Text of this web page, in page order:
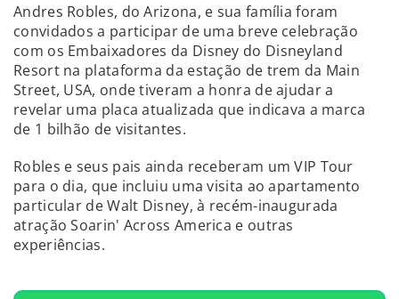
Andres Robles, do Arizona, e sua família foram
convidados a participar de uma breve celebração
com os Embaixadores da Disney do Disneyland
Resort na plataforma da estação de trem da Main
Street, USA, onde tiveram a honra de ajudar a
revelar uma placa atualizada que indicava a marca
de 1 bilhão de visitantes.
Robles e seus pais ainda receberam um VIP Tour
para o dia, que incluiu uma visita ao apartamento
particular de Walt Disney, à recém-inaugurada
atração Soarin' Across America e outras
experiências.